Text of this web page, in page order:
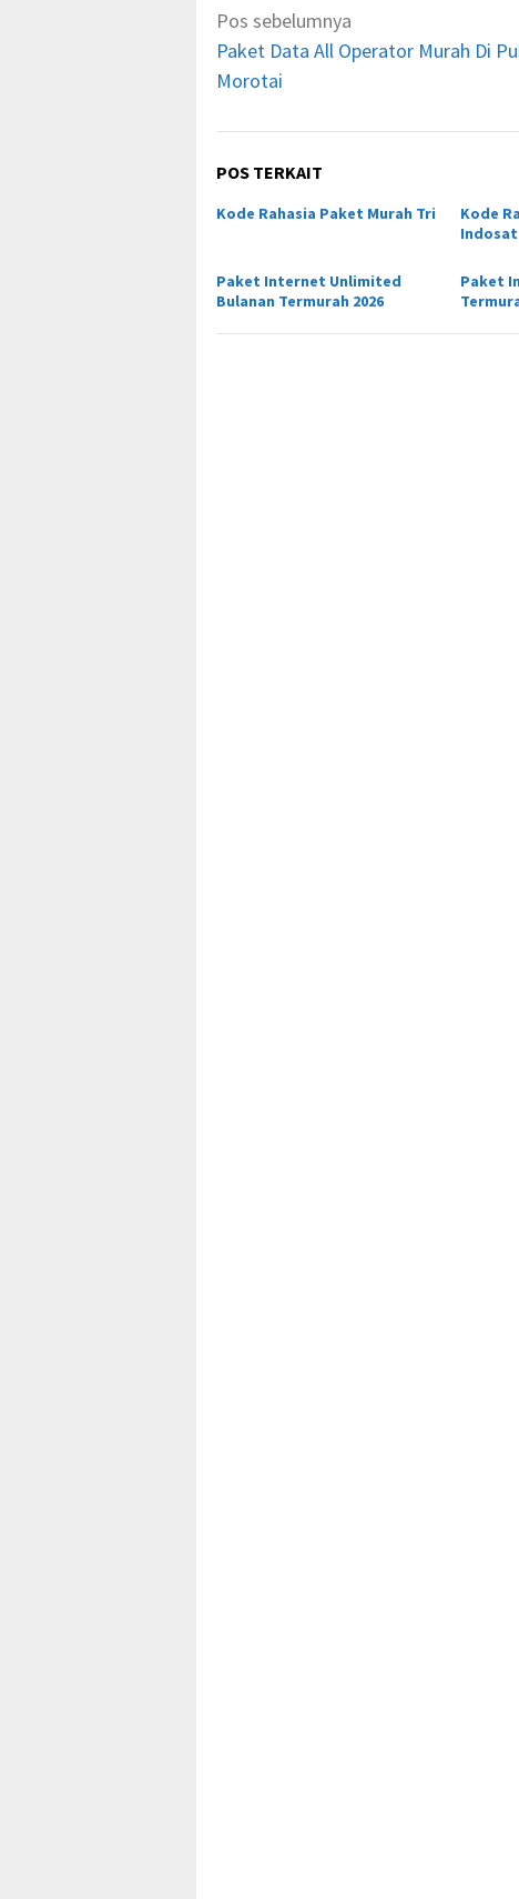
Navigasi
pos
Pos sebelumnya
Paket Data All Operator Murah Di
Morotai
POS TERKAIT
Kode Rahasia Paket Murah Tri
Kode
Indosat
Paket Internet Unlimited
Bulanan Termurah 2026
Paket